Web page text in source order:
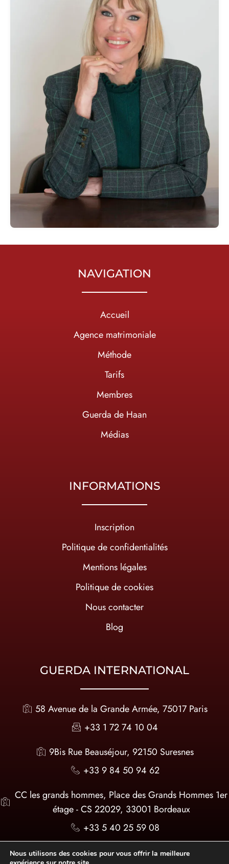
NAVIGATION
Accueil
Agence matrimoniale
Méthode
Tarifs
Membres
Guerda de Haan
Médias
INFORMATIONS
Inscription
Politique de confidentialités
Mentions légales
Politique de cookies
Nous contacter
Blog
GUERDA INTERNATIONAL
58 Avenue de la Grande Armée, 75017 Paris
+33 1 72 74 10 04
9Bis Rue Beauséjour, 92150 Suresnes
+33 9 84 50 94 62
CC les grands hommes, Place des Grands Hommes 1er
étage - CS 22029, 33001 Bordeaux
+33 5 40 25 59 08
infos@guerda-international.com
Nous utilisons des cookies pour vous offrir la meilleure